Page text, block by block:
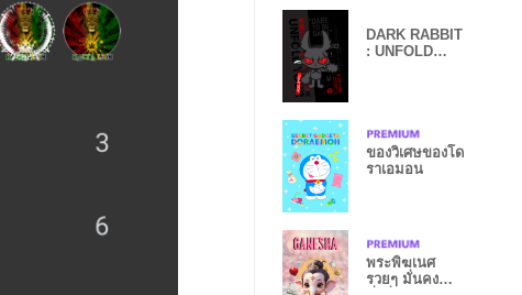
DARK RABBIT
: UNFOLD
ของวิเศษของโด
ราเอมอน
พระพิฆเนศ
รวยๆ มั่นคง